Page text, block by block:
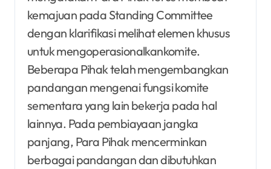
kemajuan pada Standing Committee
dengan klarifikasi melihat elemen khusus
untuk mengoperasionalkankomite.
Beberapa Pihak telah mengembangkan
pandangan mengenai fungsi komite
sementara yang lain bekerja pada hal
lainnya. Pada pembiayaan jangka
panjang, Para Pihak mencerminkan
berbagai pandangan dan dibutuhkan